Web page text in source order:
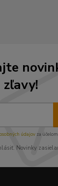
zľavy!
údajov za
Novinky